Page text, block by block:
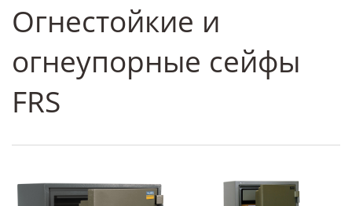
Огнестойкие и
огнеупорные сейфы
FRS